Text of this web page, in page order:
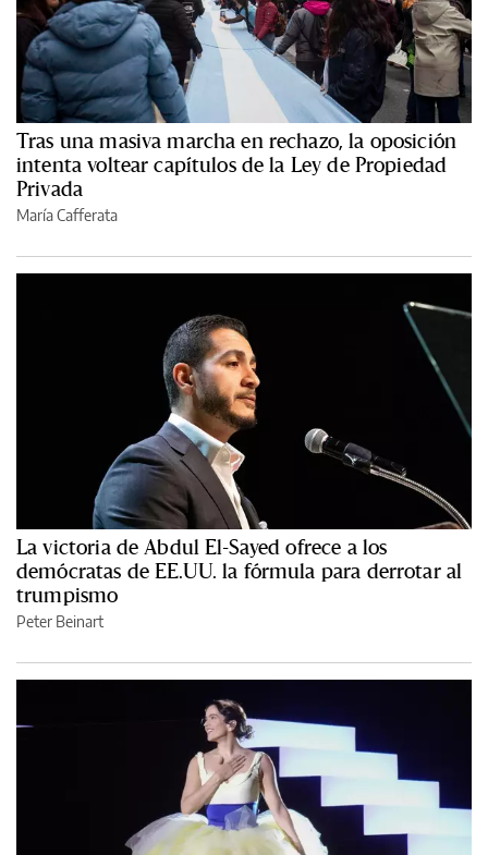
Tras una masiva marcha en rechazo, la oposición
intenta voltear capítulos de la Ley de Propiedad
Privada
María Cafferata
La victoria de Abdul El-Sayed ofrece a los
demócratas de EE.UU. la fórmula para derrotar al
trumpismo
Peter Beinart